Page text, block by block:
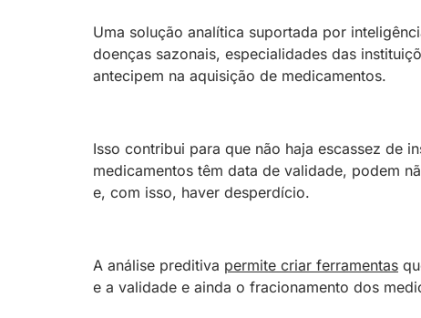
Uma solução analítica suportada por
doenças sazonais, especialidades das
antecipem na aquisição de medicamentos.
Isso contribui para que não haja escassez de
medicamentos têm data de validade, podem
e, com isso, haver desperdício.
A análise preditiva permite criar ferramentas
e a validade e ainda o fracionamento dos